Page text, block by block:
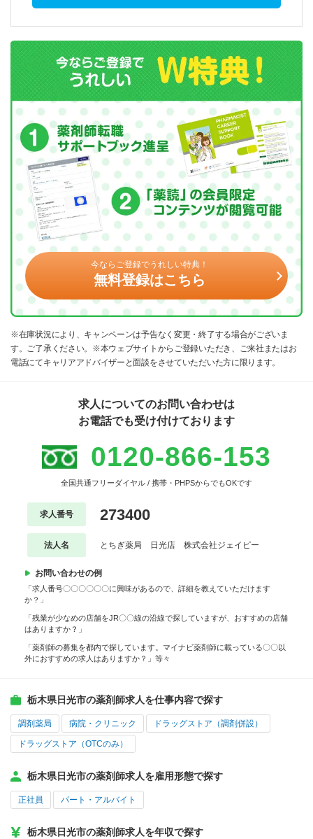
今ならご登録でうれしい特典！
無料登録はこちら
※在庫状況により、キャンペーンは予告なく変更・終了する場合がございま
す。ご了承ください。※本ウェブサイトからご登録いただき、ご来社またはお
電話にてキャリアアドバイザーと面談をさせていただいた方に限ります。
求人についてのお問い合わせは
お電話でも受け付けております
0120-866-153
全国共通フリーダイヤル / 携帯・PHPSからでもOKです
求人番号 273400
法人名 とちぎ薬局 日光店 株式会社ジェイピー
お問い合わせの例
「求人番号〇〇〇〇〇〇に興味があるので、詳細を教えていただけます
か？」
「残業が少なめの店舗をJR〇〇線の沿線で探していますが、おすすめの店舗
はありますか？」
「薬剤師の募集を都内で探しています。マイナビ薬剤師に載っている〇〇以
外におすすめの求人はありますか？」等々
栃木県日光市の薬剤師求人を仕事内容で探す
調剤薬局 病院・クリニック ドラッグストア（調剤併設）
ドラッグストア（OTCのみ）
栃木県日光市の薬剤師求人を雇用形態で探す
正社員 パート・アルバイト
栃木県日光市の薬剤師求人を年収で探す